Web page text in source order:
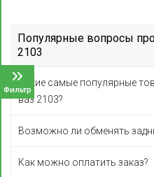
Фильтр
Популярные вопросы
2103
Какие самые популярные
ваз 2103?
Возможно ли обменять
Как можно оплатить заказ?